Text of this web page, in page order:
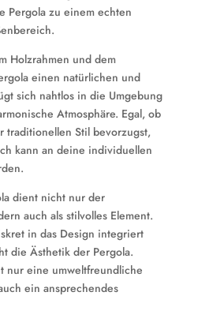
Pergola zu einem echten
Holzrahmen und dem
einen natürlichen und
sich nahtlos in die Umgebung
Atmosphäre. Egal, ob
traditionellen Stil bevorzugst,
kann an deine individuellen
dient nicht nur der
auch als stilvolles Element.
in das Design integriert
die Ästhetik der Pergola.
nur eine umweltfreundliche
ein ansprechendes